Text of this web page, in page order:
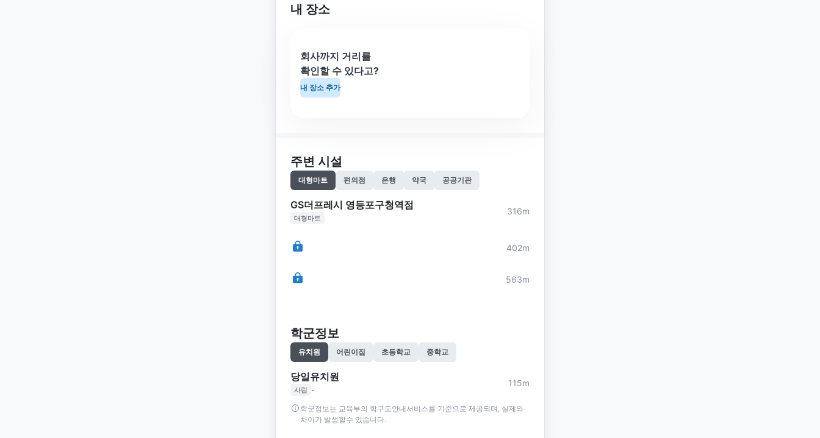
내 장소
회사까지 거리를
확인할 수 있다고?
내 장소 추가
주변 시설
대형마트 편의점 은행 약국 공공기관
GS더프레시 영등포구청역점
대형마트
316m
402m
563m
학군정보
유치원 어린이집 초등학교 중학교
당일유치원
사립 -
115m
학군정보는 교육부의 학구도안내서비스를 기준으로 제공되며, 실제와
차이가 발생할수 있습니다.